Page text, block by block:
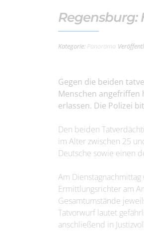
Kategorie: Panorama
Gegen die beiden
Menschen angefriffen
erlassen. Die Polizei
Den beiden
im Alter zwischen 25
Deutsche sowie einen
Am
Ermittlungsrichter am
Gesamtumstände
Tatvorwurf lautet
anschließend in